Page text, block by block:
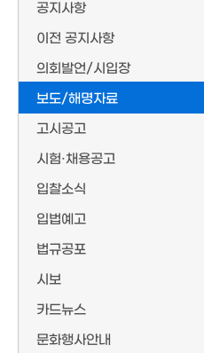
공지사항
이전 공지사항
의회발언/시입장
보도/해명자료
고시공고
시험·채용공고
입찰소식
입법예고
법규공포
시보
카드뉴스
문화행사안내